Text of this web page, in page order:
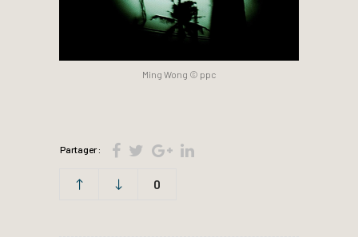
Ming Wong © ppc
Partager :
0